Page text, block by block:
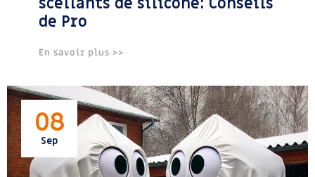
de Pro
En savoir plus >>
08
Sep